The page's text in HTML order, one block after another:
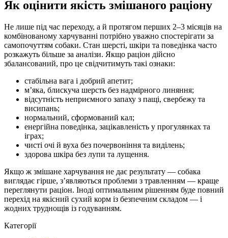
Як оцінити якість змішаного раціону
Не лише під час переходу, а й протягом перших 2–3 місяців на
комбінованому харчуванні потрібно уважно спостерігати за
самопочуттям собаки. Стан шерсті, шкіри та поведінка часто
розкажуть більше за аналізи. Якщо раціон дійсно
збалансований, про це свідчитимуть такі ознаки:
стабільна вага і добрий апетит;
м’яка, блискуча шерсть без надмірного линяння;
відсутність неприємного запаху з пащі, свербежу та
висипань;
нормальний, сформований кал;
енергійна поведінка, зацікавленість у прогулянках та
іграх;
чисті очі й вуха без почервоніння та виділень;
здорова шкіра без лупи та лущення.
Якщо ж змішане харчування не дає результату — собака
виглядає гірше, з’являються проблеми з травленням — краще
переглянути раціон. Іноді оптимальним рішенням буде повний
перехід на якісний сухий корм із безпечним складом — і
жодних труднощів із годуванням.
Категорії